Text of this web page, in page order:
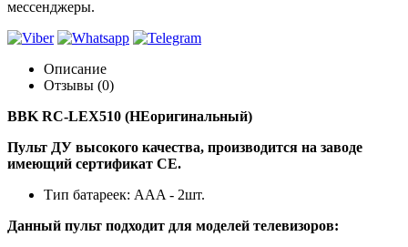
мессенджеры.
Описание
Отзывы (0)
BBK RC-LEX510 (НЕоригинальный)
Пульт ДУ высокого качества, производится на заводе
имеющий сертификат CE.
Тип батареек: AAA - 2шт.
Данный пульт подходит для моделей телевизоров: